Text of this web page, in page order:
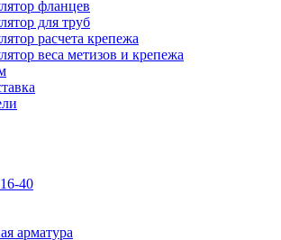
фланцев
для труб
расчета крепежа
веса метизов и крепежа
40
арматура